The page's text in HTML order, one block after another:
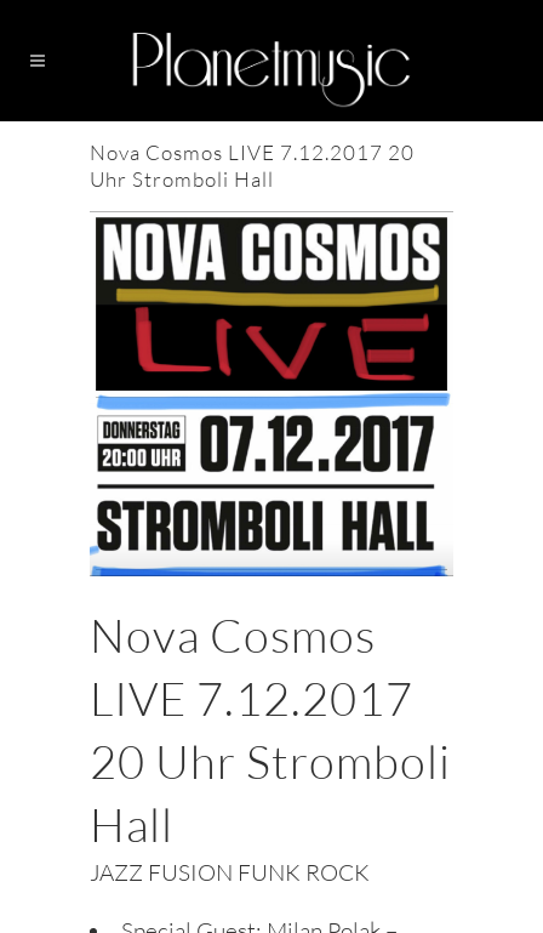
Nova Cosmos LIVE 7.12.2017 20
Uhr Stromboli Hall
Nova Cosmos
LIVE 7.12.2017
20 Uhr Stromboli
Hall
JAZZ FUSION FUNK ROCK